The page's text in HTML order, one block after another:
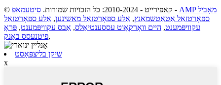
© קאַפּירייט - 2010-2024: כל הזכויות שמורות. סיטעמאַפּ -
AMP מאָביל
ספּאָרטזאַל אַטאַטשמאַנץ, אַלע ספּאָרטזאַל מאשינען, אַלע ספּאָרטזאַל
עקוויפּמענט, היים וואָרקאָוט עססענטיאַלס, אַבס עקוויפּמענט, פּראָ
פיטנעסס באַנק,
שיקן בליצפּאָסט
x